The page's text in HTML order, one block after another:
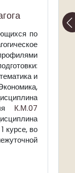
по
и
К.М.07
курсе, во